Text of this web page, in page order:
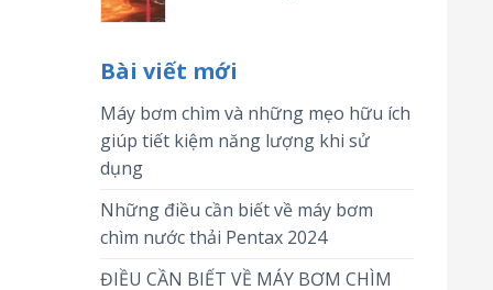
Bài viết mới
Máy bơm chìm và những mẹo hữu ích
giúp tiết kiệm năng lượng khi sử
dụng
Những điều cần biết về máy bơm
chìm nước thải Pentax 2024
ĐIỀU CẦN BIẾT VỀ MÁY BƠM CHÌM